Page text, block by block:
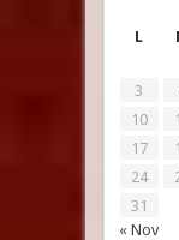
L
« Nov
3
10
17
24
31